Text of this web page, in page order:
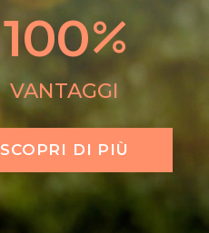
100
VANTAGGI
SCOPRI DI PIÙ